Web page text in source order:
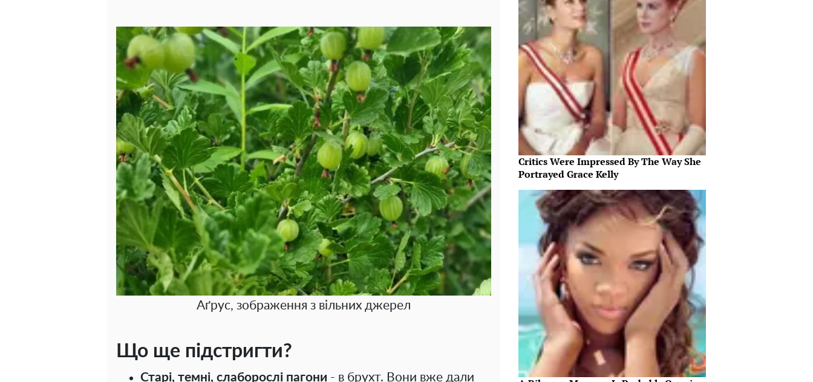
Аґрус, зображення з вільних джерел
Що ще підстригти?
Старі, темні, слаборослі пагони - в брухт. Вони вже дали
Critics Were Impressed By The Way She
Portrayed Grace Kelly